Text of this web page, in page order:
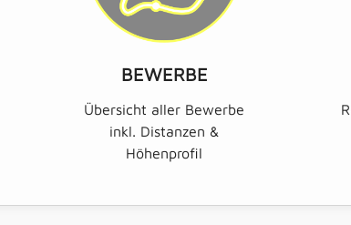
BEWERBE
Übersicht aller Bewerbe
inkl. Distanzen &
Höhenprofil